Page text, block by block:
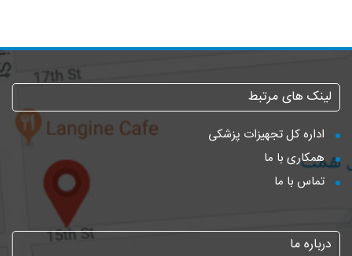
لینک های مرتبط
اداره کل تجهیزات پزشکی
همکاری با ما
تماس با ما
درباره ما